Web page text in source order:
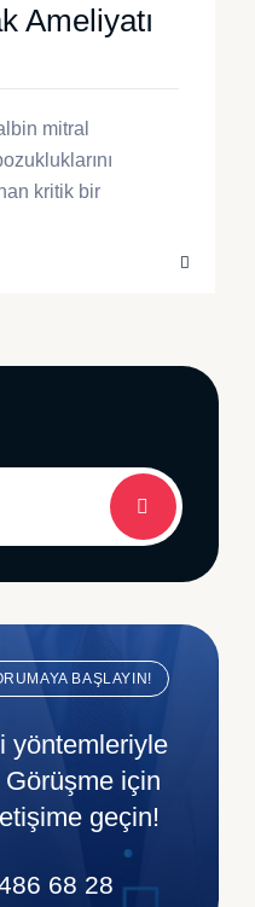
Ameliyatı
mitral
kritik bir
BAŞLAYIN!
yöntemleriyle
için
geçin!
68 28